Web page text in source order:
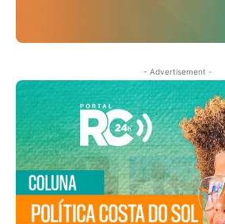
- Advertisement -